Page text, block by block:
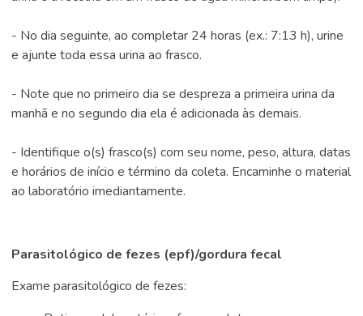
- No dia seguinte, ao completar 24 horas (ex.: 7:13 h), urine
e ajunte toda essa urina ao frasco.
- Note que no primeiro dia se despreza a primeira urina da
manhã e no segundo dia ela é adicionada às demais.
- Identifique o(s) frasco(s) com seu nome, peso, altura, datas
e horários de início e término da coleta. Encaminhe o material
ao laboratório imediantamente.
Parasitológico de fezes (epf)/gordura fecal
Exame parasitológico de fezes: